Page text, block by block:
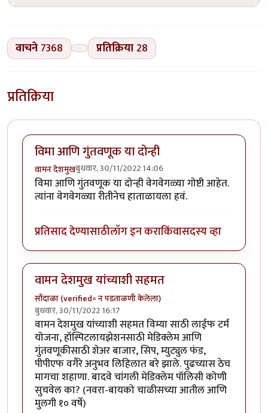
वाचने 7368 प्रतिक्रिया 28
प्रतिक्रिया
विमा आणि गुंतवणूक या दोन्ही
वामन देशमुखबुधवार, 30/11/2022 14:06
विमा आणि गुंतवणूक या दोन्ही वेगवेगळ्या गोष्टी आहेत.
त्यांना वेगवेगळ्या रीतीनेच हाताळायला हवं.
प्रतिसाद देण्यासाठीलॉग इन कराकिंवासदस्य व्हा
वामन देशमुख यांच्याशी सहमत
सौंदाळा (verified= न पडताळणी केलेला)
बुधवार, 30/11/2022 16:17
वामन देशमुख यांच्याशी सहमत विम्या साठी लाईफ टर्म
योजना, हॉस्पिटलायझेशनसाठी मेडिक्लेम आणि
गुंतवणूकीसाठी शेअर बाजार, सिप, म्युट्युल फंड,
पीपीएफ वगैरे अनुभव लिहिलात बरे झाले. पुढच्यास ठेच
मागचा शहाणा. बादवे चांगली मेडिक्लेम पॉलिसी कोणी
सुचवेल का? (नवरा-बायको चाळीसच्या आतील आणि
मुलगी १० वर्षे)